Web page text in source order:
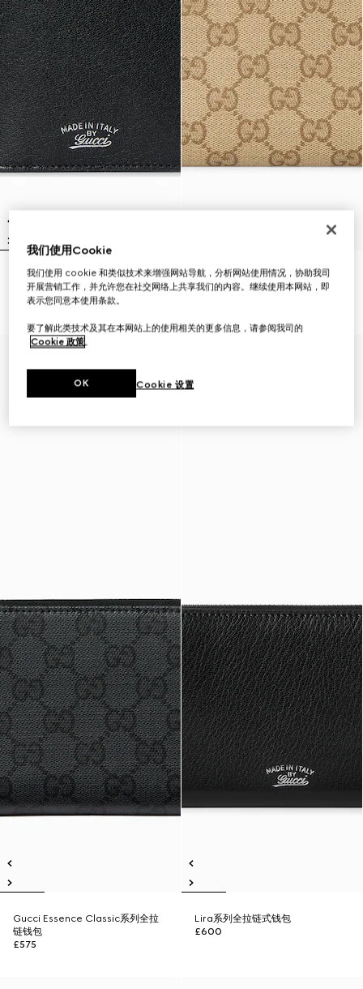
Lira系列长款钱包
£560
Gucci Essence Classic系列全拉
链钱包
Gucci Essence Classic系列全拉
链钱包
£575
Lira系列全拉链式钱包
£600
我们使用Cookie
我们使用 cookie 和类似技术来增强网站导航，分析网站使用情况，协助我司
开展营销工作，并允许您在社交网络上共享我们的内容。继续使用本网站，即
表示您同意本使用条款。
要了解此类技术及其在本网站上的使用相关的更多信息，请参阅我司的
Cookie 政策。
Cookie 设置
OK